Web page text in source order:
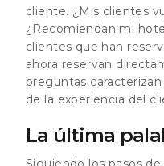
cliente. ¿Mis clientes
¿Recomiendan mi
clientes que han
ahora reservan
preguntas
de la experiencia del
La última